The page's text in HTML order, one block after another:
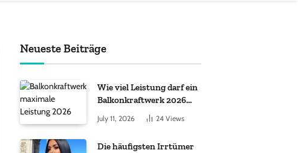
Neueste Beiträge
Wie viel Leistung darf ein
Balkonkraftwerk 2026
July 11, 2026 24 Views
Die häufigsten Irrtümer